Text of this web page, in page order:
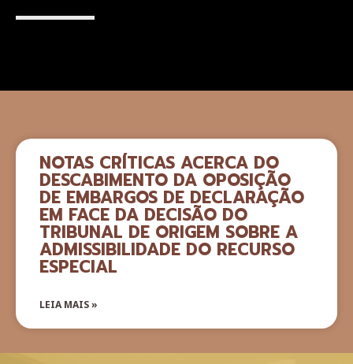
NOTAS CRÍTICAS ACERCA DO
DESCABIMENTO DA OPOSIÇÃO
DE EMBARGOS DE DECLARAÇÃO
EM FACE DA DECISÃO DO
TRIBUNAL DE ORIGEM SOBRE A
ADMISSIBILIDADE DO RECURSO
ESPECIAL
LEIA MAIS »